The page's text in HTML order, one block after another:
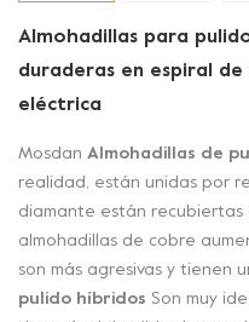
Almohadillas para
duraderas en espiral
eléctrica
Mosdan Almohadillas de
realidad, están unidas por
diamante están recubiertas
almohadillas de cobre
son más agresivas y tienen
pulido híbridos Son muy